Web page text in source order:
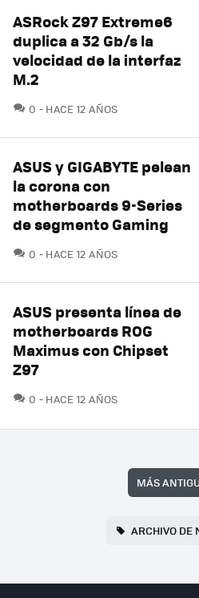
ASRock Z97 Extreme6
duplica a 32 Gb/s la
velocidad de la interfaz
M.2
0 COMENTARIOS
HACE 12 AÑOS
ASUS y GIGABYTE pelean
la corona con
motherboards 9-Series
de segmento Gaming
0 COMENTARIOS
HACE 12 AÑOS
ASUS presenta línea de
motherboards ROG
Maximus con Chipset
Z97
0 COMENTARIOS
HACE 12 AÑOS
MÁS
ARCHIVO DE